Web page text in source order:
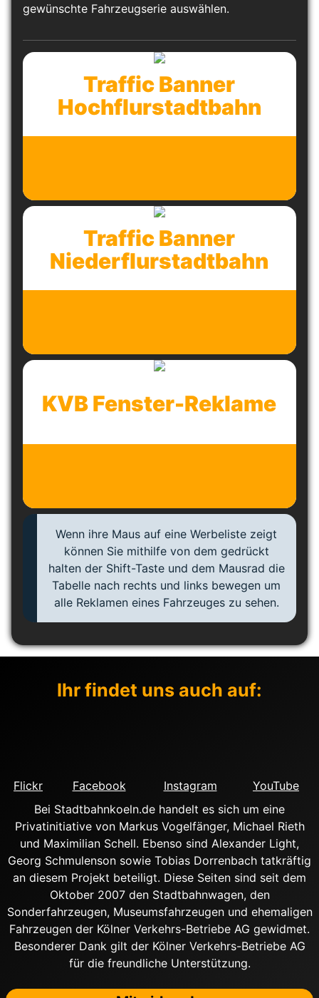
gewünschte Fahrzeugserie auswählen.
Traffic Banner
Hochflurstadtbahn
Traffic Banner
Niederflurstadtbahn
KVB Fenster-Reklame
Wenn ihre Maus auf eine Werbeliste zeigt
können Sie mithilfe von dem gedrückt
halten der Shift-Taste und dem Mausrad die
Tabelle nach rechts und links bewegen um
alle Reklamen eines Fahrzeuges zu sehen.
Ihr findet uns auch auf:
Flickr Facebook Instagram
YouTube
Bei Stadtbahnkoeln.de handelt es sich um eine
Privatinitiative von Markus Vogelfänger, Michael Rieth
und Maximilian Schell. Ebenso sind Alexander Light,
Georg Schmulenson sowie Tobias Dorrenbach tatkräftig
an diesem Projekt beteiligt. Diese Seiten sind seit dem
Oktober 2007 den Stadtbahnwagen, den
Sonderfahrzeugen, Museumsfahrzeugen und ehemaligen
Fahrzeugen der Kölner Verkehrs-Betriebe AG gewidmet.
Besonderer Dank gilt der Kölner Verkehrs-Betriebe AG
für die freundliche Unterstützung.